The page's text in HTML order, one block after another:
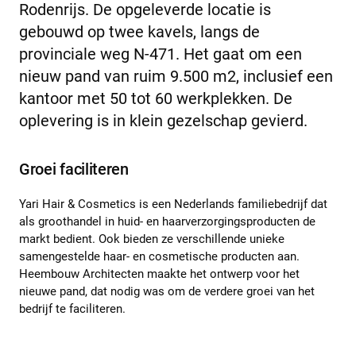
Rodenrijs. De opgeleverde locatie is
gebouwd op twee kavels, langs de
provinciale weg N-471. Het gaat om een
nieuw pand van ruim 9.500 m2, inclusief een
kantoor met 50 tot 60 werkplekken. De
oplevering is in klein gezelschap gevierd.
Groei faciliteren
Yari Hair & Cosmetics is een Nederlands familiebedrijf dat
als groothandel in huid- en haarverzorgingsproducten de
markt bedient. Ook bieden ze verschillende unieke
samengestelde haar- en cosmetische producten aan.
Heembouw Architecten maakte het ontwerp voor het
nieuwe pand, dat nodig was om de verdere groei van het
bedrijf te faciliteren.